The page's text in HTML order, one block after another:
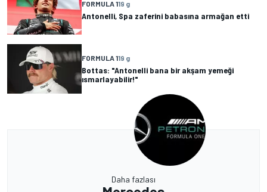
FORMULA 119 g
Antonelli, Spa zaferini babasına armağan etti
FORMULA 119 g
Bottas: "Antonelli bana bir akşam yemeği
ısmarlayabilir!"
Daha fazlası